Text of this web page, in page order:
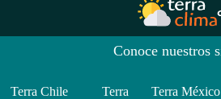
Conoce nuestros
Terra Chile Terra Terra México